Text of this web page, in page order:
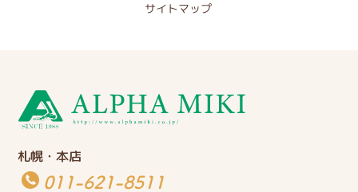
サイトマップ
札幌・本店
011-621-8511